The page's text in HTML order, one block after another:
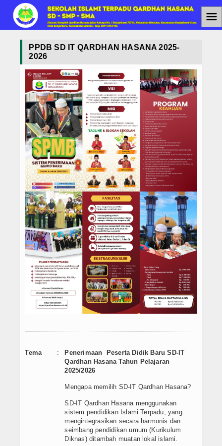
Home
Jenjang Pendidikan
SMAIT
SMPIT
SDIT
Berita
Agenda
PPDB
PPDB SMAIT
PPDB SMPIT
PPDB SDIT
Foto & Video
Album Foto
Sejarah Yayasan
☰
PPDB SD IT QARDHAN HASANA 2025-
2026
Tema :
Penerimaan Peserta Didik Baru SD-IT
Qardhan Hasana Tahun Pelajaran
2025/2026
Mengapa memilih SD-IT Qardhan Hasana?
SD-IT Qardhan Hasana menggunakan
sistem pendidikan Islami Terpadu, yang
mengintegrasikan secara harmonis dan
seimbang pendidikan umum (Kurikulum
Diknas) ditambah muatan lokal islami.